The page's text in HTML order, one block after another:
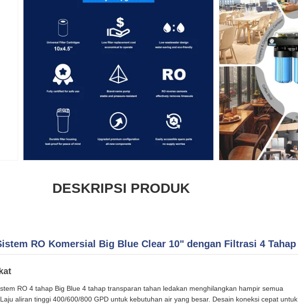
DESKRIPSI PRODUK
RO Komersial Big Blue Clear 10" dengan Filtrasi 4 Tahap
RO 4 tahap Big Blue 4 tahap transparan tahan ledakan menghilangkan hampir semua
aliran tinggi 400/600/800 GPD untuk kebutuhan air yang besar. Desain koneksi cepat untuk